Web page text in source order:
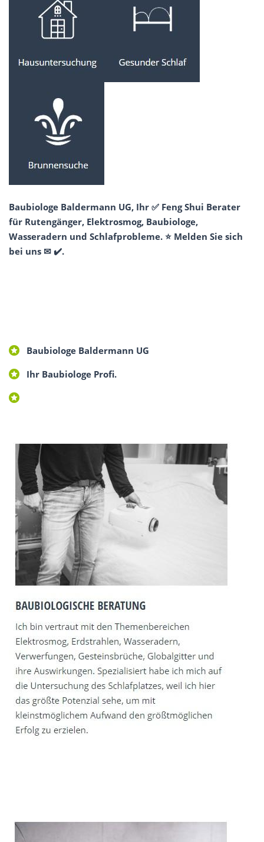
Baubiologe Baldermann UG, Ihr ✅ Feng Shui Berater
für Rutengänger, Elektrosmog, Baubiologe,
Wasseradern und Schlafprobleme. ⭐ Melden Sie sich
bei uns ✉ ✔️.
Baubiologe Baldermann UG
Ihr Baubiologe Profi.